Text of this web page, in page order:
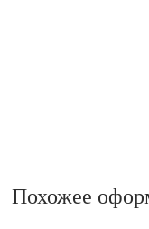
Похожее